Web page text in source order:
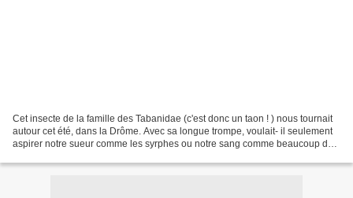
Cet insecte de la famille des Tabanidae (c'est donc un taon ! ) nous tournait
autour cet été, dans la Drôme. Avec sa longue trompe, voulait- il seulement
aspirer notre sueur comme les syrphes ou notre sang comme beaucoup de